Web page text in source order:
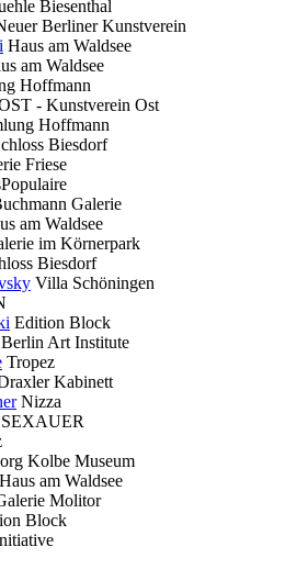
Biesenthal
Berliner Kunstverein
Haus am Waldsee
am Waldsee
Hoffmann
- Kunstverein Ost
Hoffmann
Biesdorf
Friese
Galerie
am Waldsee
im Körnerpark
Biesdorf
Villa Schöningen
Edition Block
Berlin Art Institute
Tropez
Kabinett
Nizza
SEXAUER
Kolbe Museum
Haus am Waldsee
Molitor
Block